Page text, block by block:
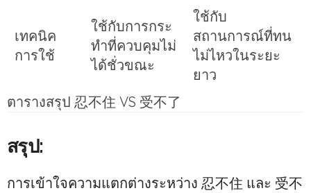
เทคนิค
การใช้
ใช้กับการกระ
ทำที่ควบคุมไม่
ได้ชั่วขณะ
ใช้กับ
สถานการณ์ที่ทน
ไม่ไหวในระยะ
ยาว
ตารางสรุป 忍不住 VS 受不了
สรุป:
การเข้าใจความแตกต่างระหว่าง 忍不住 และ 受不